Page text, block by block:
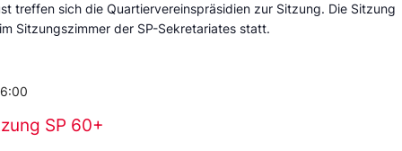
treffen sich die Quartiervereinspräsidien zur Sitzung. Die Sitzung
Sitzungszimmer der SP-Sekretariates statt.
SP 60+